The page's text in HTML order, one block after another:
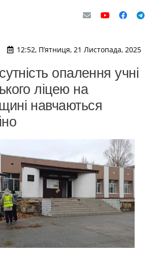
12:52, П’ятниця, 21 Листопада, 2025
опалення учні
ліцею на
навчаються